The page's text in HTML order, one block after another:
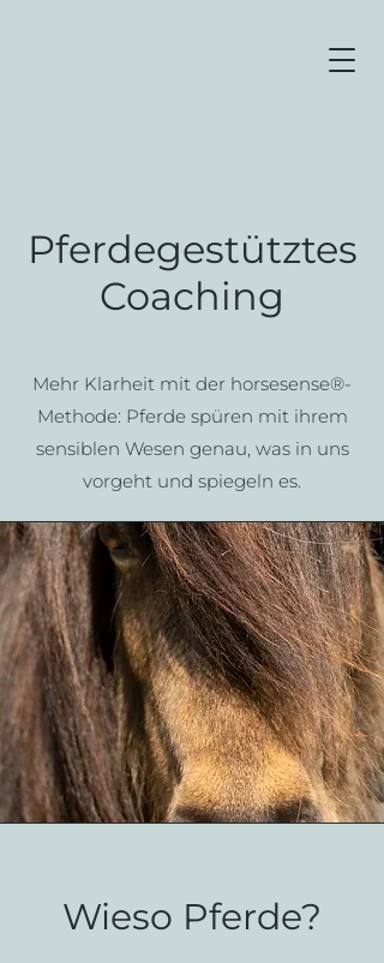
Pferdegestütztes
Coaching
Mehr Klarheit mit der horsesense®-
Methode: Pferde spüren mit ihrem
sensiblen Wesen genau, was in uns
vorgeht und spiegeln es.
Wieso Pferde?